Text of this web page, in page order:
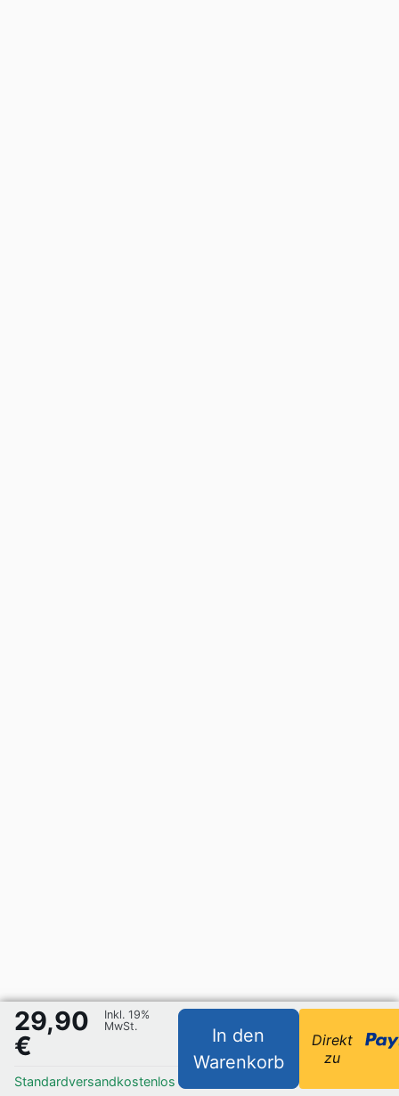
29,90
€
Inkl. 19%
MwSt.
Standardversandkostenlos
In den
Warenkorb
Direkt
zu